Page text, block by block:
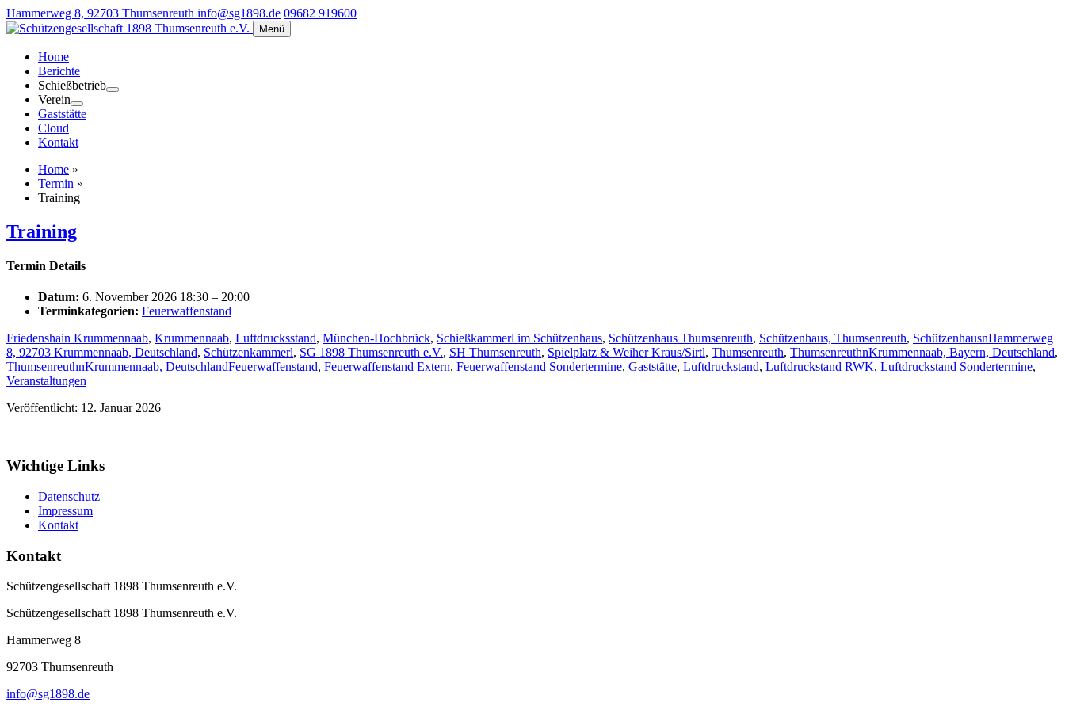
Hammerweg 8, 92703 Thumsenreuth info@sg1898.de 09682 919600
Menü
Home
Berichte
Schießbetrieb
Verein
Gaststätte
Cloud
Kontakt
Home »
Termin »
Training
Training
Termin Details
Datum: 6. November 2026 18:30 – 20:00
Terminkategorien: Feuerwaffenstand
Friedenshain Krummennaab, Krummennaab, Luftdrucksstand, München-Hochbrück, Schießkammerl im Schützenhaus, Schützenhaus Thumsenreuth, Schützenhaus, Thumsenreuth, SchützenhausnHammerweg
8, 92703 Krummennaab, Deutschland, Schützenkammerl, SG 1898 Thumsenreuth e.V., SH Thumsenreuth, Spielplatz & Weiher Kraus/Sirtl, Thumsenreuth, ThumsenreuthnKrummennaab, Bayern, Deutschland,
ThumsenreuthnKrummennaab, DeutschlandFeuerwaffenstand, Feuerwaffenstand Extern, Feuerwaffenstand Sondertermine, Gaststätte, Luftdruckstand, Luftdruckstand RWK, Luftdruckstand Sondertermine,
Veranstaltungen
Veröffentlicht: 12. Januar 2026
Wichtige Links
Datenschutz
Impressum
Kontakt
Kontakt
Schützengesellschaft 1898 Thumsenreuth e.V.
Schützengesellschaft 1898 Thumsenreuth e.V.
Hammerweg 8
92703 Thumsenreuth
info@sg1898.de